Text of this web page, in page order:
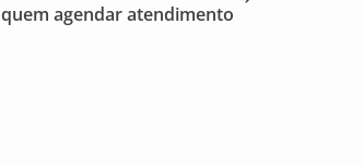
quem agendar atendimento